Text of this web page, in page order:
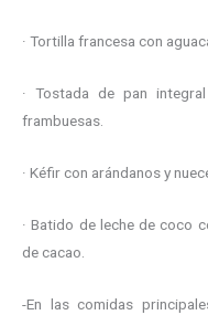
· Tortilla francesa con
· Tostada de pan
frambuesas.
· Kéfir con arándanos y
· Batido de leche de coco
de cacao.
-En las comidas